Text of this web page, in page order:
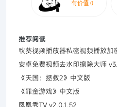
推荐阅读
秋葵视频播放器私密视频播放加
安卓免费视频去水印擦除大师
《天国：拯救2》中文版
《罪金游戏》中文版
凤凰秀TV v2.0.1.52